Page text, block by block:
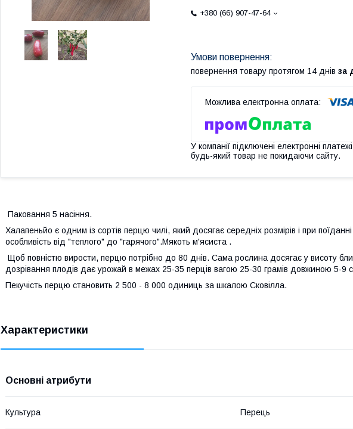
+380 (66) 907-47-64
повернення товару протягом 14 днів за
У компанії підключені електронні
будь-який товар не покидаючи сайту.
Паковання 5 насіння.
Халапеньйо є одним із сортів перцю чилі, який досягає середніх розмірів і при
особливість від "теплого" до "гарячого".Мякоть м'ясиста .
Щоб повністю вирости, перцю потрібно до 80 днів. Сама рослина досягає у висоту
дозрівання плодів дає урожай в межах 25-35 перців вагою 25-30 грамів довжиною 5-9
Пекучість перцю становить 2 500 - 8 000 одиниць за шкалою Сковілла.
Характеристики
Основні атрибути
Культура Перець